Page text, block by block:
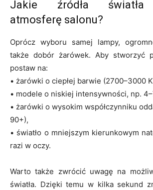
Jakie źródła światła
atmosferę salonu?
Oprócz wyboru samej lampy,
także dobór żarówek. Aby stworzyć
postaw na:
• żarówki o ciepłej barwie (2700–3000
• modele o niskiej intensywności, np.
• żarówki o wysokim współczynniku
90+),
• światło o mniejszym kierunkowym
razi w oczy.
Warto także zwrócić uwagę na
światła. Dzięki temu w kilka sekund